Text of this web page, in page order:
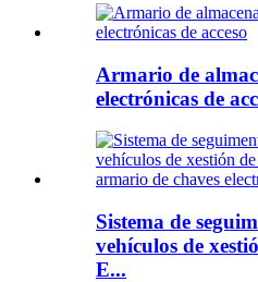
Armario de
electrónicas de
Sistema de
vehículos de
E...